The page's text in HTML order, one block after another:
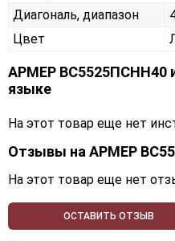
Диагональ, диапазон
Цвет
АРМЕР ВС5525ПСНН40
языке
На этот товар еще нет
Отзывы наАРМЕР
На этот товар еще нет
ОСТАВИТЬ ОТЗЫВ